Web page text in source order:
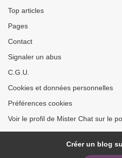
Top articles
Pages
Contact
Signaler un abus
C.G.U.
Cookies et données personnelles
Préférences cookies
Voir le profil de Mister Chat sur le
Créer un blog